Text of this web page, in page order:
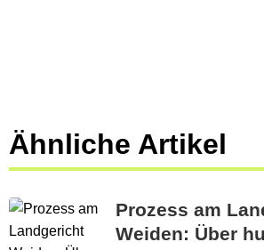
Ähnliche Artikel
Prozess am
Weiden: Über